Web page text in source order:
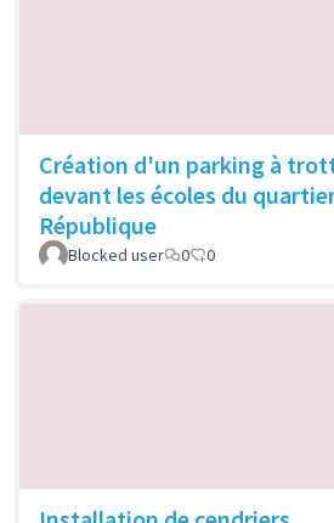
Création d'un parking à
devant les écoles du
République
Blocked user 0 0